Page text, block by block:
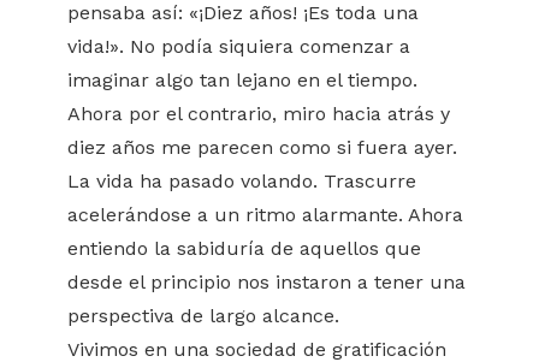
pensaba así: «¡Diez años! ¡Es toda una
vida!». No podía siquiera comenzar a
imaginar algo tan lejano en el tiempo.
Ahora por el contrario, miro hacia atrás y
diez años me parecen como si fuera ayer.
La vida ha pasado volando. Trascurre
acelerándose a un ritmo alarmante. Ahora
entiendo la sabiduría de aquellos que
desde el principio nos instaron a tener una
perspectiva de largo alcance.
Vivimos en una sociedad de gratificación